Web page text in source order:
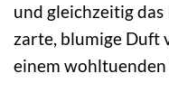
und gleichzeitig
zarte, blumige Duft
einem